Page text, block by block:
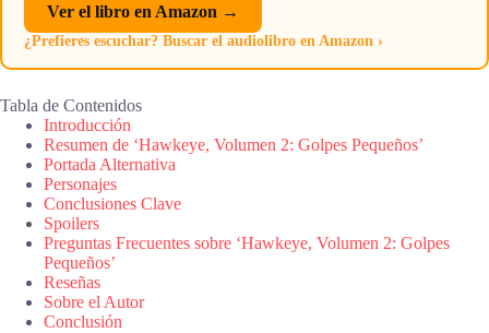
Ver el libro en Amazon →
¿Prefieres escuchar? Buscar el audiolibro en Amazon ›
Tabla de Contenidos
Introducción
Resumen de ‘Hawkeye, Volumen 2: Golpes Pequeños’
Portada Alternativa
Personajes
Conclusiones Clave
Spoilers
Preguntas Frecuentes sobre ‘Hawkeye, Volumen 2: Golpes
Pequeños’
Reseñas
Sobre el Autor
Conclusión